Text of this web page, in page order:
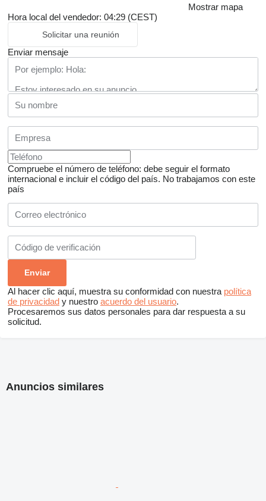
Mostrar mapa
Hora local del vendedor: 04:29 (CEST)
Solicitar una reunión
Enviar mensaje
Compruebe el número de teléfono: debe seguir el formato
internacional e incluir el código del país. No trabajamos con este
país
Al hacer clic aquí, muestra su conformidad con nuestra política
de privacidad y nuestro acuerdo del usuario.
Procesaremos sus datos personales para dar respuesta a su
solicitud.
Anuncios similares